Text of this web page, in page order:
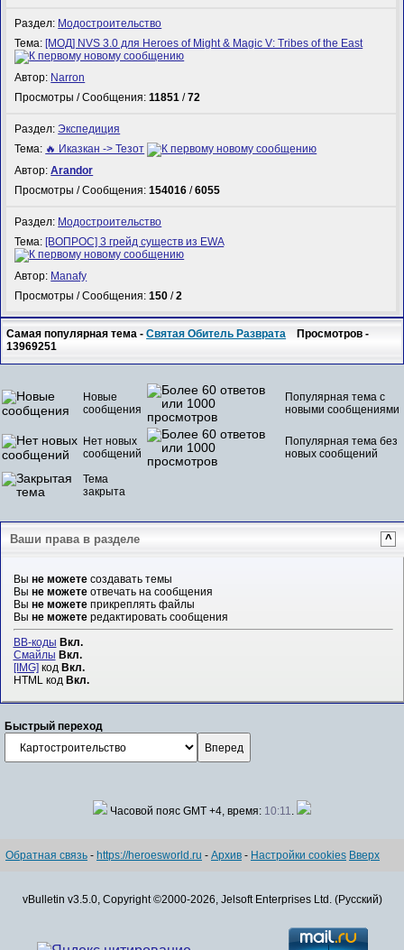
Раздел: Модостроительство
Тема: [МОД] NVS 3.0 для Heroes of Might & Magic V: Tribes of the East
Автор: Narron
Просмотры / Сообщения:11851 /72
Раздел:Экспедиция
Тема: 🔥 Иказкан -> Тезот
Автор:Arandor
Просмотры / Сообщения:154016 /6055
Раздел: Модостроительство
Тема: [ВОПРОС] 3 грейд существ из EWA
Автор: Manafy
Просмотры / Сообщения:150 /2
Самая популярная тема -Святая Обитель Разврата Просмотров -
13969251
Новые
сообщения
Популярная тема с
новыми сообщениями
Нет новых
сообщений
Популярная тема без
новых сообщений
Тема
закрыта
Ваши права в разделе ^
Вы не можетесоздавать темы
Вы не можетеотвечать на сообщения
Вы не можетеприкреплять файлы
Вы не можетередактировать сообщения
BB-коды Вкл.
Смайлы Вкл.
[IMG]код Вкл.
HTML код Вкл.
Быстрый переход
Часовой пояс GMT +4, время: 10:11.
Обратная связь - https://heroesworld.ru - Архив - Настройки cookies Вверх
vBulletin v3.5.0, Copyright ©2000-2026, Jelsoft Enterprises Ltd. (Русский)